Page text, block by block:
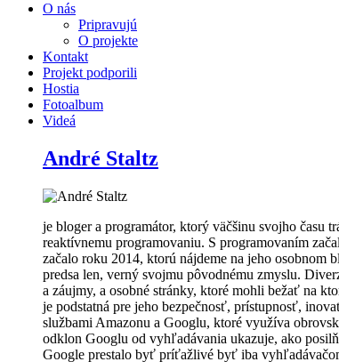
O nás
Pripravujú
O projekte
Kontakt
Projekt podporili
Hostia
Fotoalbum
Videá
André Staltz
je bloger a programátor, ktorý väčšinu svojho času
reaktívnemu programovaniu. S programovaním
začalo roku 2014, ktorú nájdeme na jeho
predsa len, verný svojmu pôvodnému zmyslu.
a záujmy, a osobné stránky, ktoré mohli bežať na
je podstatná pre jeho bezpečnosť, prístupnosť,
službami Amazonu a Googlu, ktoré využíva
odklon Googlu od vyhľadávania ukazuje, ako
Google prestalo byť príťažlivé byť iba